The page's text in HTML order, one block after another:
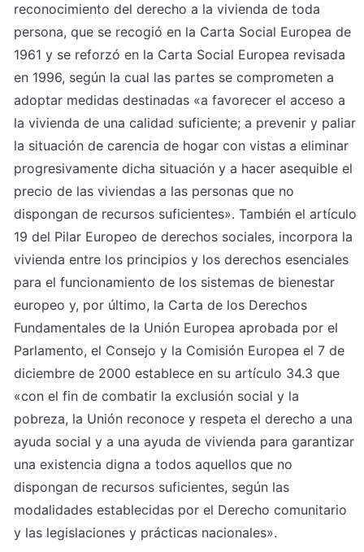
reconocimiento del derecho a la vivienda de toda
persona, que se recogió en la Carta Social Europea de
1961 y se reforzó en la Carta Social Europea revisada
en 1996, según la cual las partes se comprometen a
adoptar medidas destinadas «a favorecer el acceso a
la vivienda de una calidad suficiente; a prevenir y paliar
la situación de carencia de hogar con vistas a eliminar
progresivamente dicha situación y a hacer asequible el
precio de las viviendas a las personas que no
dispongan de recursos suficientes». También el artículo
19 del Pilar Europeo de derechos sociales, incorpora la
vivienda entre los principios y los derechos esenciales
para el funcionamiento de los sistemas de bienestar
europeo y, por último, la Carta de los Derechos
Fundamentales de la Unión Europea aprobada por el
Parlamento, el Consejo y la Comisión Europea el 7 de
diciembre de 2000 establece en su artículo 34.3 que
«con el fin de combatir la exclusión social y la
pobreza, la Unión reconoce y respeta el derecho a una
ayuda social y a una ayuda de vivienda para garantizar
una existencia digna a todos aquellos que no
dispongan de recursos suficientes, según las
modalidades establecidas por el Derecho comunitario
y las legislaciones y prácticas nacionales».